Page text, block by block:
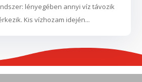
lényegében annyi víz távozik
Kis vízhozam idején...